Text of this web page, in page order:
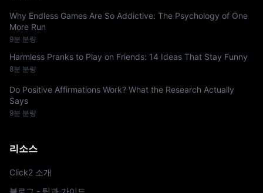
Why Endless Games Are So Addictive: The Psychology of One
More Run
9분 분량
Harmless Pranks to Play on Friends: 14 Ideas That Stay Funny
8분 분량
Do Positive Affirmations Work? What the Research Actually
Says
9분 분량
리소스
Click2 소개
블로그 - 팁과 가이드